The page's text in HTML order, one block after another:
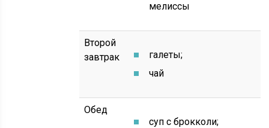
мелиссы
Второй
завтрак
галеты;
чай
Обед
суп с брокколи;